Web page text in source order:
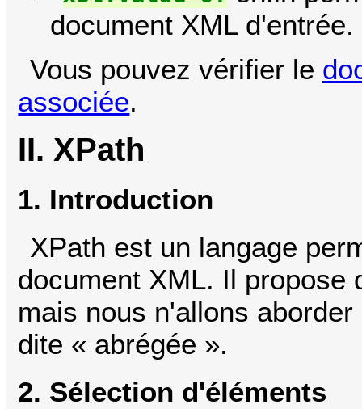
document XML d'entrée.
Vous pouvez vérifier le
associée.
II. XPath
1. Introduction
XPath est un langage
document XML. Il propose
mais nous n'allons
dite « abrégée ».
2. Sélection d'éléments